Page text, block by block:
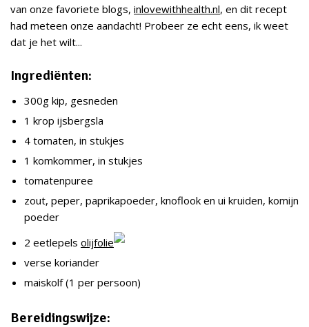
van onze favoriete blogs, inlovewithhealth.nl, en dit recept
had meteen onze aandacht! Probeer ze echt eens, ik weet
dat je het wilt...
Ingrediënten:
300g kip, gesneden
1 krop ijsbergsla
4 tomaten, in stukjes
1 komkommer, in stukjes
tomatenpuree
zout, peper, paprikapoeder, knoflook en ui kruiden, komijn
poeder
2 eetlepels olijfolie
verse koriander
maiskolf (1 per persoon)
Bereidingswijze: